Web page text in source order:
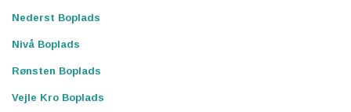
Nederst Boplads
Nivå Boplads
Rønsten Boplads
Vejle Kro Boplads